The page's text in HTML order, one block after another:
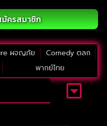
ครสมาชิก
ผจญภัย
Comedy ตลก
พากย์ไทย